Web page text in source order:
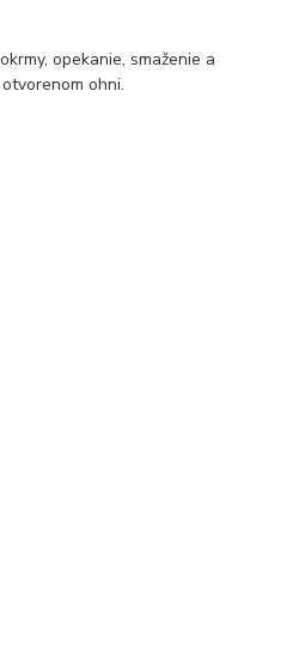
opekanie, smaženie a
ohni.